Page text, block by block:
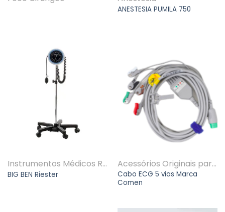
ANESTESIA PUMILA 750
Instrumentos Médicos Riester
BIG BEN Riester
Acessórios Originais para equipamentos multi marcas
Cabo ECG 5 vias Marca
Comen